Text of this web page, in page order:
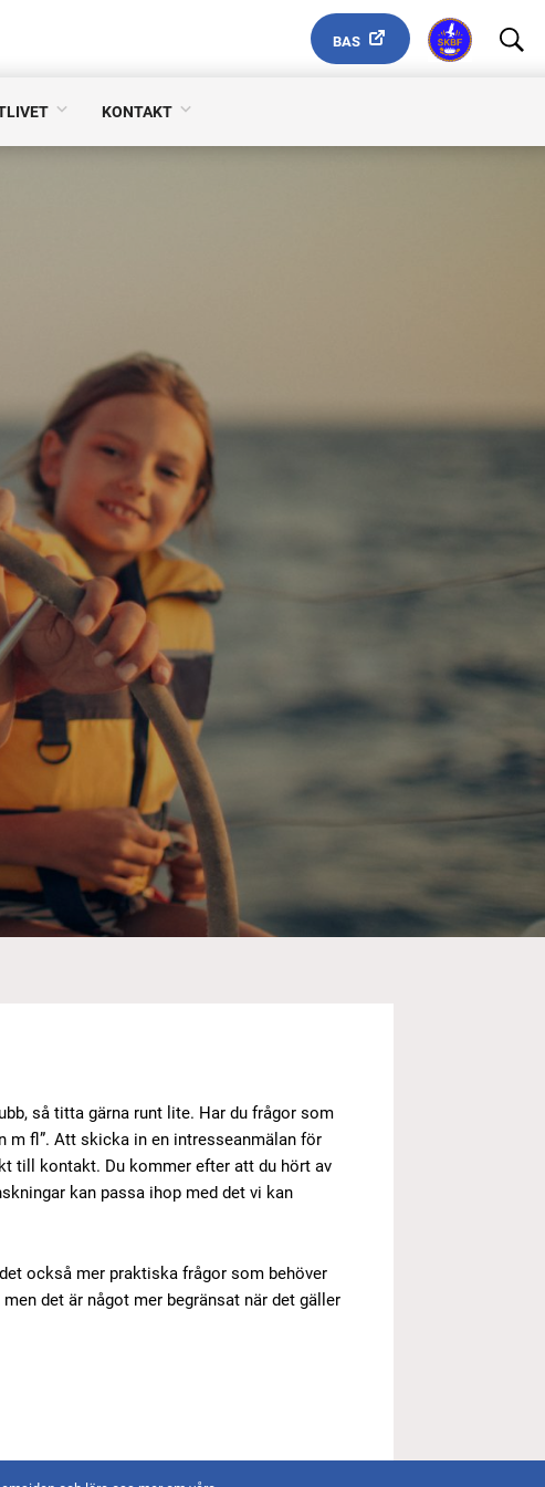
BAS
KONTAKT
så titta gärna runt lite. Har du frågor som
m fl”. Att skicka in en intresseanmälan för
till kontakt. Du kommer efter att du hört av
kan passa ihop med det vi kan
också mer praktiska frågor som behöver
det är något mer begränsat när det gäller